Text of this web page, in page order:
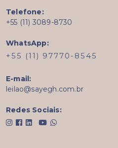
Telefone:
+55 (11) 3089-8730
WhatsApp:
+55 (11) 97770-8545
E-mail:
leilao@sayegh.com.br
Redes Sociais: